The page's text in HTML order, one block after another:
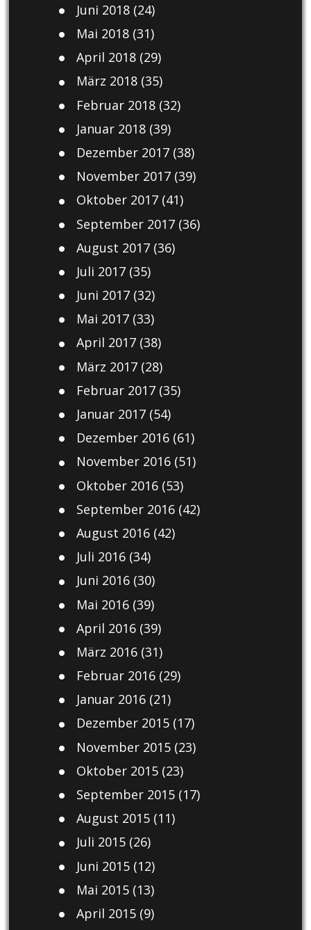
Juni 2018(24)
Mai 2018(31)
April 2018(29)
März 2018(35)
Februar 2018(32)
Januar 2018(39)
Dezember 2017(38)
November 2017(39)
Oktober 2017(41)
September 2017(36)
August 2017(36)
Juli 2017(35)
Juni 2017(32)
Mai 2017(33)
April 2017(38)
März 2017(28)
Februar 2017(35)
Januar 2017(54)
Dezember 2016(61)
November 2016(51)
Oktober 2016(53)
September 2016(42)
August 2016(42)
Juli 2016(34)
Juni 2016(30)
Mai 2016(39)
April 2016(39)
März 2016(31)
Februar 2016(29)
Januar 2016(21)
Dezember 2015(17)
November 2015(23)
Oktober 2015(23)
September 2015(17)
August 2015(11)
Juli 2015(26)
Juni 2015(12)
Mai 2015(13)
April 2015(9)